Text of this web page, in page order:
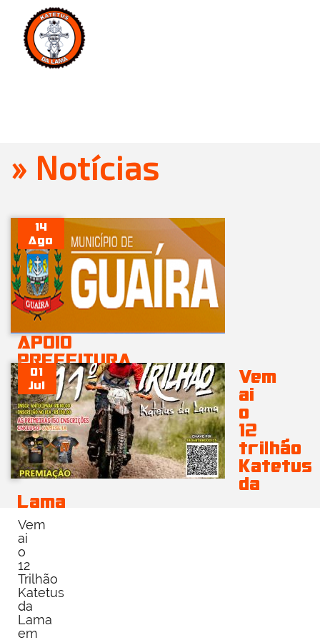
» Notícias
14
Ago
APOIO
PREFEITURA
MUNICIPAL
DE
GUAIRA
…
01
Jul
Vem
ai
o
12
trilhão
Katetus
da
Lama
Vem
ai
o
12
Trilhão
Katetus
da
Lama
em